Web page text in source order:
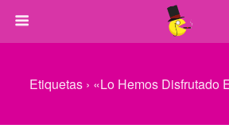
Etiquetas › «lo Hemos Disfrutado